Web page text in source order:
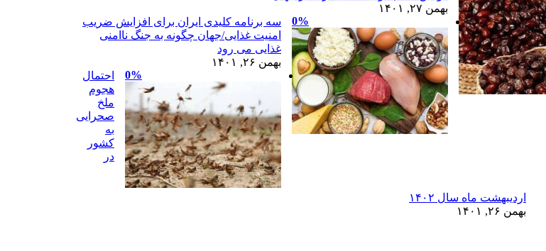
بهمن ۲۷, ۱۴۰۱
0%
سه برنامه کلیدی ایران برای افزایش ضریب
امنیت غذایی/جهان چگونه به جنگ ناامنی
غذایی می رود
بهمن ۲۶, ۱۴۰۱
0%
احتمال
هجوم
ملخ
صحرایی
به
کشور
در
اردیبهشت ماه سال ۱۴۰۲
بهمن ۲۶, ۱۴۰۱